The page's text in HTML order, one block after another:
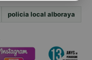
policia local alboraya